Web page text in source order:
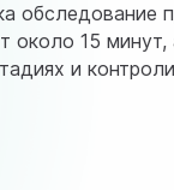
обследование
около 15
и